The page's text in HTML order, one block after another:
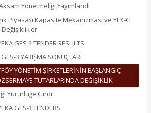
Yönetmeliği Yayımlandı
Piyasası Kapasite Mekanizması ve YEK-G
Değişiklikler
GES-3 TENDER RESULTS
3 YARIŞMA SONUÇLARI
YÖNETİM ŞİRKETLERİNİN BAŞLANGIÇ
TUTARLARINDA DEĞİŞİKLİK
Yürürlüğe Girdi
GES-3 TENDERS